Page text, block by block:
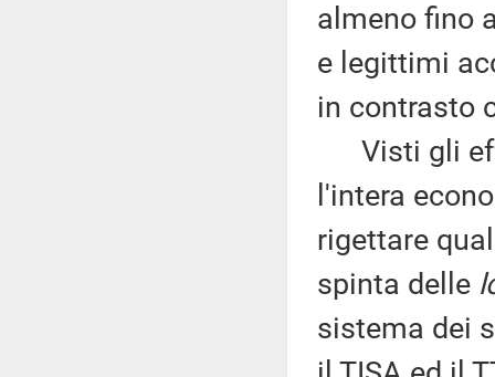
almeno fino
e legittimi
in contrasto
Visti gli
l'intera
rigettare
spinta delle
sistema dei